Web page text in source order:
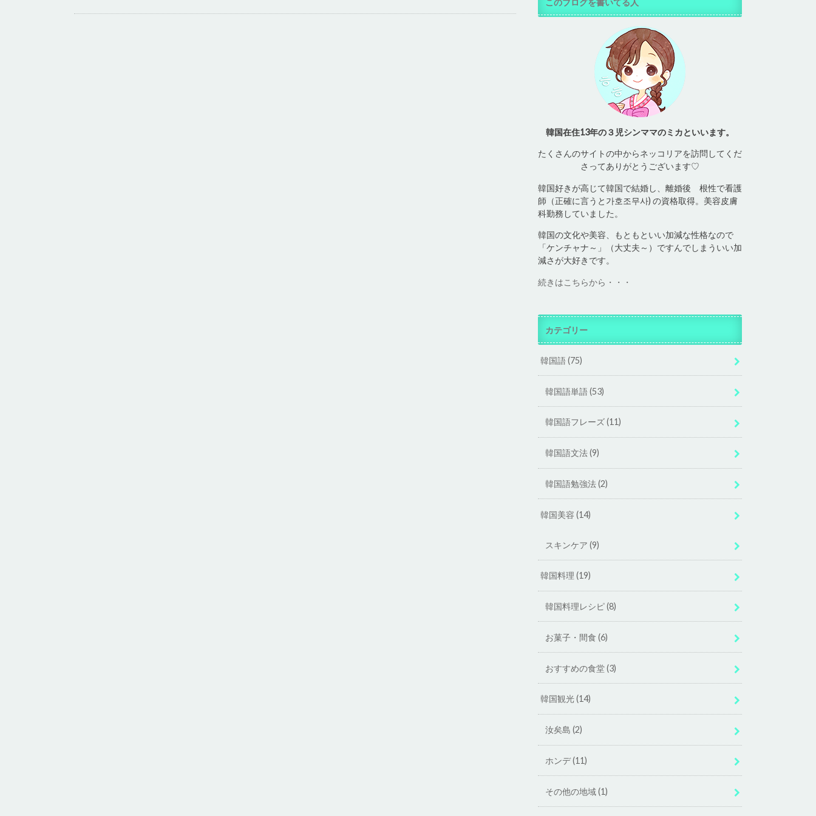
韓国在住13年の３児シンママのミカといいます。
たくさんのサイトの中からネッコリアを訪問してくだ
さってありがとうございます♡
韓国好きが高じて韓国で結婚し、離婚後 根性で看護
師（正確に言うと가호조무사) の資格取得。美容皮膚
科勤務していました。
韓国の文化や美容、もともといい加減な性格なので
「ケンチャナ～」（大丈夫～）ですんでしまういい加
減さが大好きです。
続きはこちらから・・・
カテゴリー
韓国語(75)
韓国語単語(53)
韓国語フレーズ(11)
韓国語文法(9)
韓国語勉強法(2)
韓国美容(14)
スキンケア (9)
韓国料理(19)
韓国料理レシピ(8)
お菓子・間食 (6)
おすすめの食堂(3)
韓国観光(14)
汝矣島 (2)
ホンデ(11)
その他の地域(1)